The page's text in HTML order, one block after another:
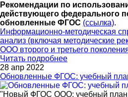
Рекомендации по
действующего федерального
обновленные ФГОС (ссылка).
Информационно-методическая
анализ (включая методические
ООО второго и третьего
Читать подробнее
28 апр 2022
Обновленные ФГОС: учебный
"Новый ФГОС ООО: учебный